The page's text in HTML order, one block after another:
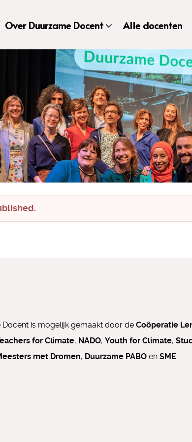
Over Duurzame Docent Alle docenten
Docent is mogelijk gemaakt door de Coöperatie
for Climate, NADO, Youth for Climate,
met Dromen, Duurzame PABO en SME.